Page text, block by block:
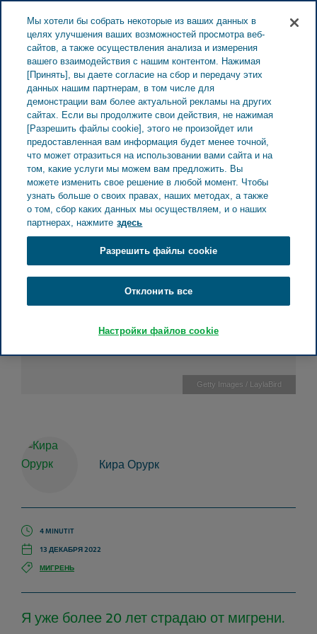
Почему существует
потребность в
дестигматизации
мигрени
Getty Images / LaylaBird
Кира Орурк
4 MINUTIT
13 ДЕКАБРЯ 2022
МИГРЕНЬ
Я уже более 20 лет страдаю от мигрени.
Мы хотели бы собрать некоторые из ваших данных в
целях улучшения ваших возможностей просмотра веб-
сайтов, а также осуществления анализа и измерения
вашего взаимодействия с нашим контентом. Нажимая
[Принять], вы даете согласие на сбор и передачу этих
данных нашим партнерам, в том числе для
демонстрации вам более актуальной рекламы на других
сайтах. Если вы продолжите свои действия, не нажимая
[Разрешить файлы cookie], этого не произойдет или
предоставленная вам информация будет менее точной,
что может отразиться на использовании вами сайта и на
том, какие услуги мы можем вам предложить. Вы
можете изменить свое решение в любой момент. Чтобы
узнать больше о своих правах, наших методах, а также
о том, сбор каких данных мы осуществляем, и о наших
партнерах, нажмите здесь
Разрешить файлы cookie
Отклонить все
Настройки файлов cookie